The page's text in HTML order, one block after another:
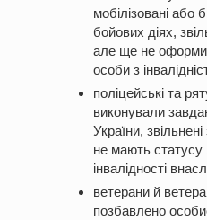
мобілізовані або
бойових діях,
але ще не
особи з
поліцейські та
виконували
України,
не мають
інвалідності
ветерани й
позбавлено